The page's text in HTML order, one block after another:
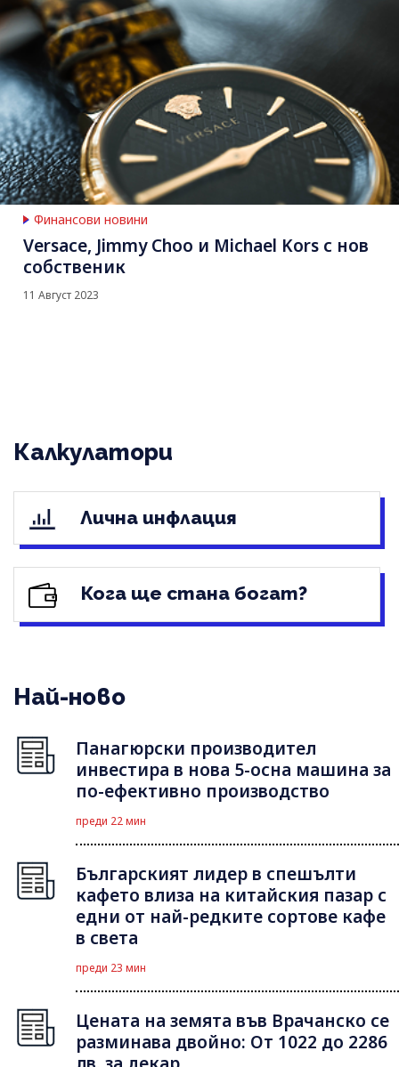
Финансови новини
Versace, Jimmy Choo и Michael Kors с нов
собственик
11 Август 2023
Калкулатори
Лична инфлация
Кога ще стана богат?
Най-ново
Панагюрски производител
инвестира в нова 5-осна машина за
по-ефективно производство
преди 22 мин
Българският лидер в спешълти
кафето влиза на китайския пазар с
едни от най-редките сортове кафе
в света
преди 23 мин
Цената на земята във Врачанско се
разминава двойно: От 1022 до 2286